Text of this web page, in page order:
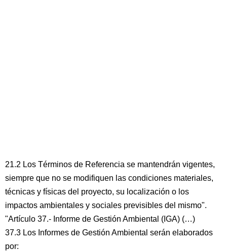
21.2 Los Términos de Referencia se mantendrán vigentes,
siempre que no se modifiquen las condiciones materiales,
técnicas y físicas del proyecto, su localización o los
impactos ambientales y sociales previsibles del mismo".
"Artículo 37.- Informe de Gestión Ambiental (IGA) (…)
37.3 Los Informes de Gestión Ambiental serán elaborados
por: